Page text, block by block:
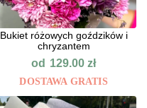
Bukiet różowych goździków i
chryzantem
od 129.00zł
DOSTAWA GRATIS